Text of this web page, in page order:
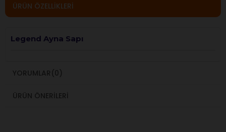
ÜRÜN ÖZELLIKLERI
Legend Ayna Sapı
YORUMLAR (0)
ÜRÜN ÖNERILERI